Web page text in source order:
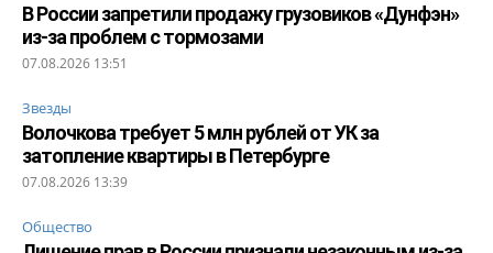
В России запретили продажу грузовиков «Дунфэн»
из-за проблем с тормозами
07.08.2026 13:51
Звезды
Волочкова требует 5 млн рублей от УК за
затопление квартиры в Петербурге
07.08.2026 13:39
Общество